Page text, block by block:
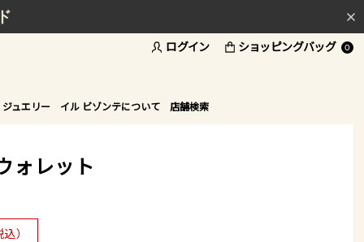
ログイン ショッピングバッグ 0
ュエリー イル ビゾンテについて 店舗検索
ォレット
）